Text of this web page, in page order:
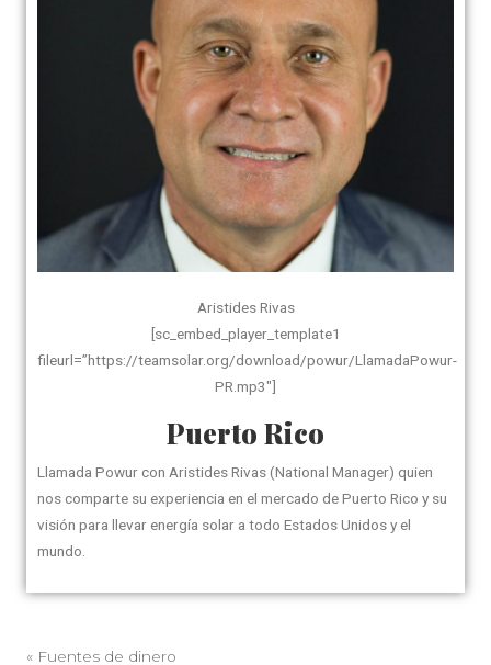
Aristides Rivas
[sc_embed_player_template1
fileurl=”https://teamsolar.org/download/powur/LlamadaPowur-
PR.mp3″]
Puerto Rico
Llamada Powur con Aristides Rivas (National Manager) quien
nos comparte su experiencia en el mercado de Puerto Rico y su
visión para llevar energía solar a todo Estados Unidos y el
mundo.
« Fuentes de dinero